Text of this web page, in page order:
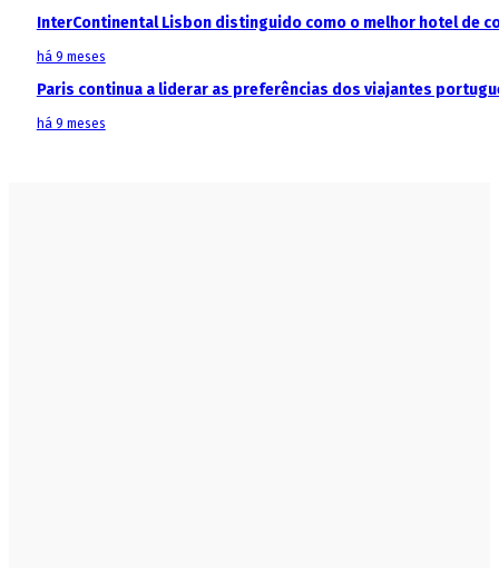
InterContinental Lisbon distinguido como o melhor hotel de
há 9 meses
Paris continua a liderar as preferências dos viajantes
há 9 meses